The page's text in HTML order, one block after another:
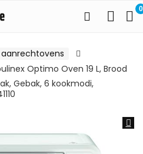
0
Optimo Oven 19 L, Brood
Gebak, 6 kookmodi,